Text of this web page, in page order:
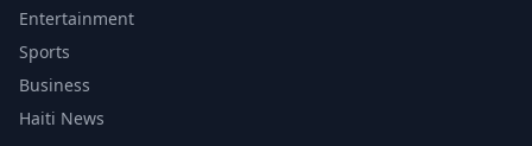
Entertainment
Sports
Business
Haiti News